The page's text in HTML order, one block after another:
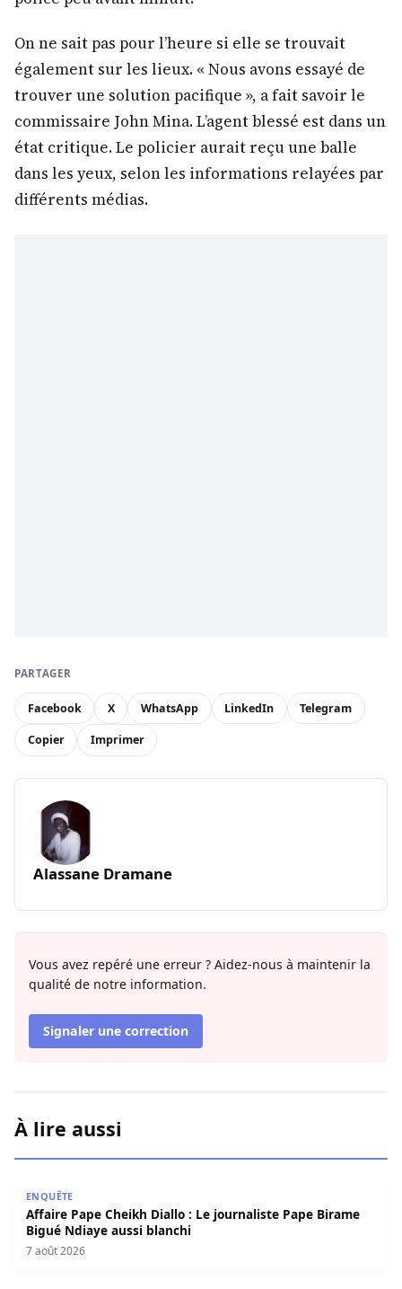
On ne sait pas pour l’heure si elle se trouvait
également sur les lieux. « Nous avons essayé de
trouver une solution pacifique », a fait savoir le
commissaire John Mina. L’agent blessé est dans un
état critique. Le policier aurait reçu une balle
dans les yeux, selon les informations relayées par
différents médias.
PARTAGER
Facebook X WhatsApp LinkedIn Telegram
Copier Imprimer
Alassane Dramane
Vous avez repéré une erreur ? Aidez-nous à maintenir la
qualité de notre information.
Signaler une correction
À lire aussi
ENQUÊTE
Affaire Pape Cheikh Diallo : Le journaliste Pape Birame
Bigué Ndiaye aussi blanchi
7 août 2026